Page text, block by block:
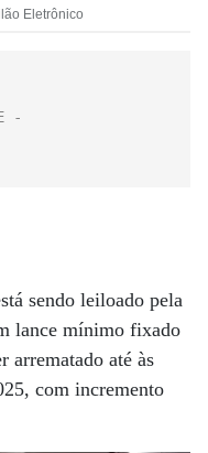
Eletrônico
sendo leiloado pela
lance mínimo fixado
arrematado até às
com incremento